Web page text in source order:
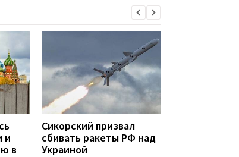
и
в
Сикорский призвал
сбивать ракеты РФ над
Украиной